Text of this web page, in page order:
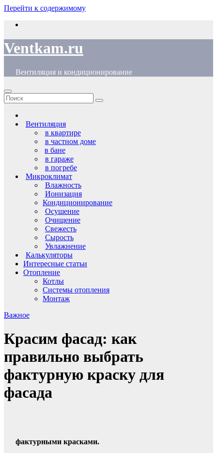
Перейти к содержимому
Ventkam.ru
Вентиляция и кондиционирование
Вентиляция
в квартире
в частном доме
в бане
в гараже
в погребе
Микроклимат
Влажность
Ионизация
Кондиционирование
Осушение
Очищение
Свежесть
Сырость
Увлажнение
Калькуляторы
Интересные статьи
Отопление
Котлы
Системы отопления
Монтаж
Важное
Красим фасад: как
правильно выбрать
фактурную краску для
фасада
фактурными красками.